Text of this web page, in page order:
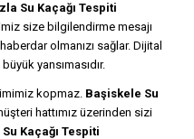
Su Kaçağı Tespiti
size bilgilendirme mesajı
olmanızı sağlar. Dijital
yansımasıdır.
kopmaz. Başiskele Su
hattımız üzerinden sizi
Kaçağı Tespiti